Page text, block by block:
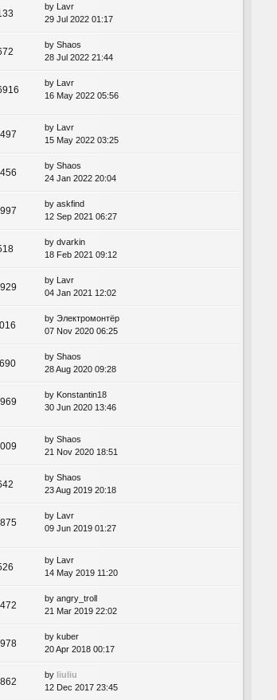
by Lavr
29 Jul 2022 01:17
by Shaos
28 Jul 2022 21:44
by Lavr
16 May 2022 05:56
by Lavr
15 May 2022 03:25
by Shaos
24 Jan 2022 20:04
by askfind
12 Sep 2021 06:27
by dvarkin
18 Feb 2021 09:12
by Lavr
04 Jan 2021 12:02
by Электромонтёр
07 Nov 2020 06:25
by Shaos
28 Aug 2020 09:28
by Konstantin18
30 Jun 2020 13:46
by Shaos
21 Nov 2020 18:51
by Shaos
23 Aug 2019 20:18
by Lavr
09 Jun 2019 01:27
by Lavr
14 May 2019 11:20
by angry_troll
21 Mar 2019 22:02
by kuber
20 Apr 2018 00:17
by liuliu
12 Dec 2017 23:45